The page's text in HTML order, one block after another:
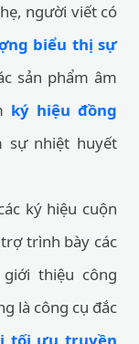
người viết có
biểu thị sự
sản phẩm âm
ký hiệu đồng
sự nhiệt huyết
ký hiệu cuộn
trình bày các
thiệu công
là công cụ đắc